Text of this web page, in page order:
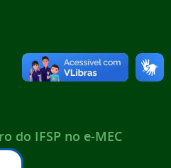
do IFSP no e-MEC